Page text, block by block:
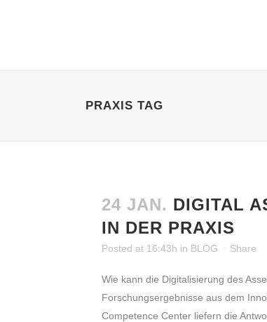
PRAXIS TAG
24 JAN. DIGITAL
IN DER PRAXIS
Posted at 16:43h in BLOG Share
Wie kann die Digitalisierung des
Forschungsergebnisse aus dem
Competence Center liefern die